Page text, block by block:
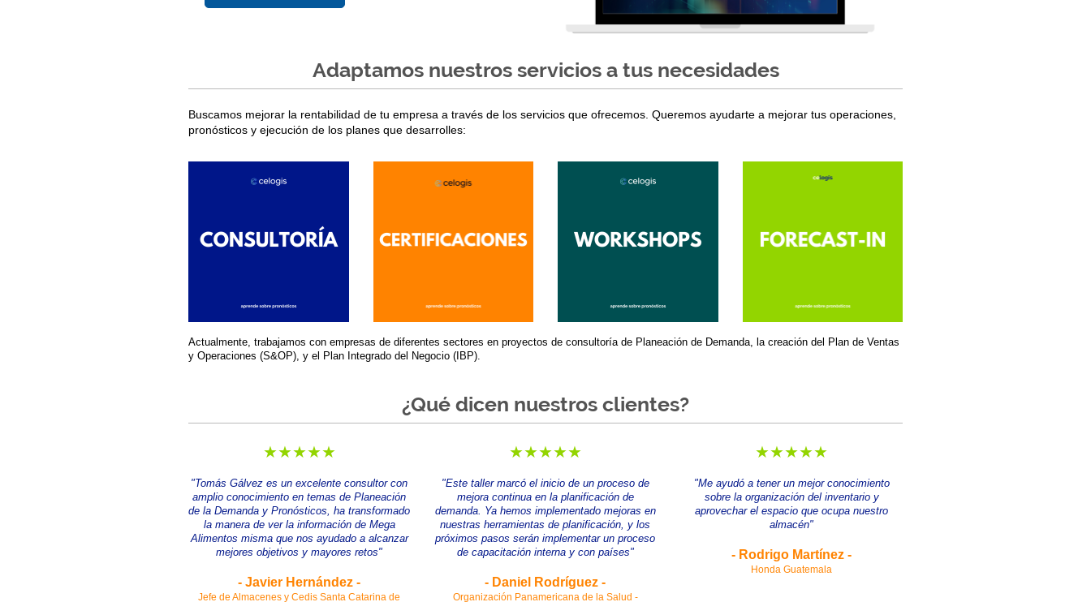
Adaptamos nuestros servicios a tus necesidades
Buscamos mejorar la rentabilidad de tu empresa a través de los servicios que ofrecemos. Queremos ayudarte a mejorar tus operaciones,
pronósticos y ejecución de los planes que desarrolles:
Actualmente, trabajamos con empresas de diferentes sectores en proyectos de consultoría de Planeación de Demanda, la creación del Plan de Ventas
y Operaciones (S&OP), y el Plan Integrado del Negocio (IBP).
¿Qué dicen nuestros clientes?
★★★★★
"Tomás Gálvez es un excelente consultor con
amplio conocimiento en temas de Planeación
de la Demanda y Pronósticos, ha transformado
la manera de ver la información de Mega
Alimentos misma que nos ayudado a alcanzar
mejores objetivos y mayores retos"
- Javier Hernández -
Jefe de Almacenes y Cedis Santa Catarina de
★★★★★
"Este taller marcó el inicio de un proceso de
mejora continua en la planificación de
demanda. Ya hemos implementado mejoras en
nuestras herramientas de planificación, y los
próximos pasos serán implementar un proceso
de capacitación interna y con países"
- Daniel Rodríguez -
Organización Panamericana de la Salud -
★★★★★
"Me ayudó a tener un mejor conocimiento
sobre la organización del inventario y
aprovechar el espacio que ocupa nuestro
almacén"
- Rodrigo Martínez -
Honda Guatemala